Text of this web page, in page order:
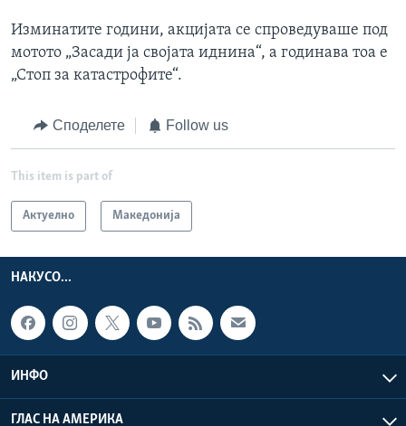
Изминатите години, акцијата се спроведуваше под
мотото „Засади ја својата иднина“, а годинава тоа е
„Стоп за катастрофите“.
Споделете Follow us
This item is part of
Актуелно Македонија
НАКУСО...
ИНФО
ГЛАС НА АМЕРИКА